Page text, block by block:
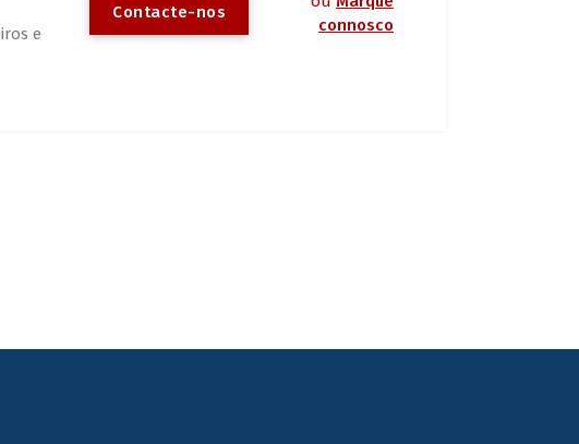
e
Contacte-nos
connosco